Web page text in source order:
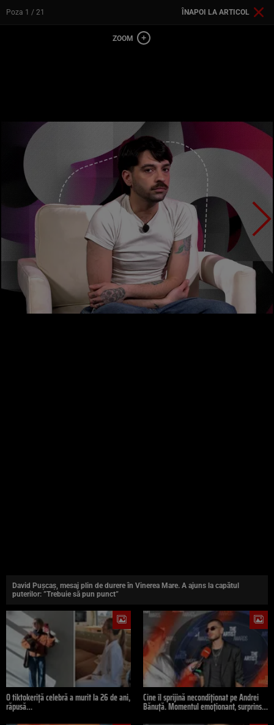
Poza 1 / 21 ÎNAPOI LA ARTICOL
David Pușcaș, mesaj plin de durere în Vinerea Mare. A ajuns la capătul
puterilor: ”Trebuie să pun punct”
O tiktokeriță celebră a murit la 26 de ani,
răpusă…
Cine îl sprijină necondiționat pe Andrei
Bănuță. Momentul emoționant, surprins…